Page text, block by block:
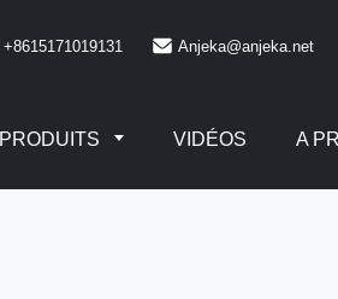
+8615171019131 Anjeka@anjeka.net
PRODUITS VIDÉOS A